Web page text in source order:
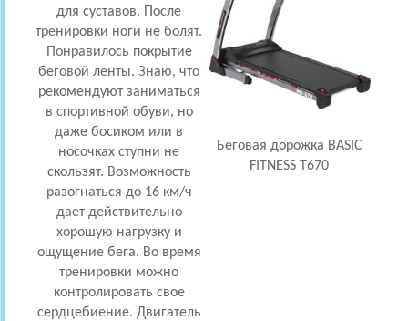
для суставов. После
тренировки ноги не болят.
Понравилось покрытие
беговой ленты. Знаю, что
рекомендуют заниматься
в спортивной обуви, но
даже босиком или в
носочках ступни не
скользят. Возможность
разогнаться до 16 км/ч
дает действительно
хорошую нагрузку и
ощущение бега. Во время
тренировки можно
контролировать свое
сердцебиение. Двигатель
Беговая дорожка BASIC
FITNESS T670